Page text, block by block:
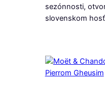
sezónnosti,
slovenskom